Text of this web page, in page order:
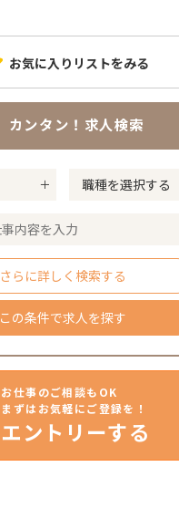
お気に入りリストをみる
カンタン！求人検索
さらに詳しく検索する
この条件で求人を探す
お仕事のご相談もOK
まずはお気軽にご登録を！
エントリーする